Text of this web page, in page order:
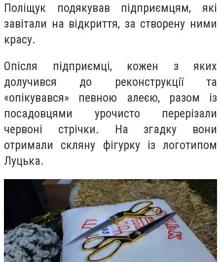
Поліщук подякував підприємцям, які
завітали на відкриття, за створену ними
красу.
Опісля підприємці, кожен з яких
долучився до реконструкції та
«опікувався» певною алеєю, разом із
посадовцями урочисто перерізали
червоні стрічки. На згадку вони
отримали скляну фігурку із логотипом
Луцька.